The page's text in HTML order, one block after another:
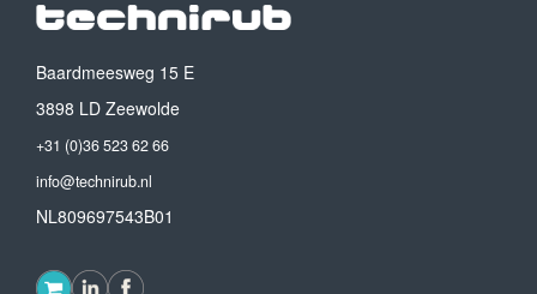
Baardmeesweg 15 E
3898 LD Zeewolde
+31 (0)36 523 62 66
info@technirub.nl
NL809697543B01